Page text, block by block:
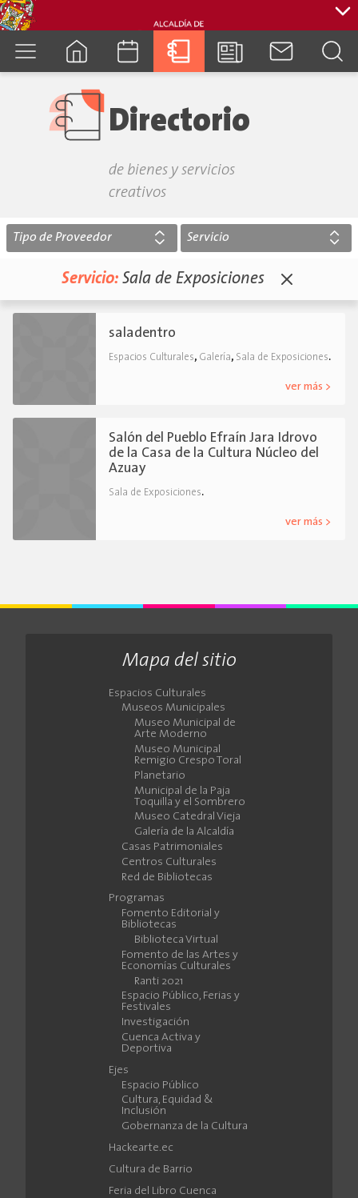
Directorio
de bienes y servicios
creativos
Servicio: Sala de Exposiciones
saladentro
Espacios Culturales, Galería, Sala de Exposiciones.
ver más >
Salón del Pueblo Efraín Jara Idrovo
de la Casa de la Cultura Núcleo del
Azuay
Sala de Exposiciones.
ver más >
Tipo de Proveedor Servicio
Mapa del sitio
Espacios Culturales
Museos Municipales
Museo Municipal de
Arte Moderno
Museo Municipal
Remigio Crespo Toral
Planetario
Municipal de la Paja
Toquilla y el Sombrero
Museo Catedral Vieja
Galería de la Alcaldía
Casas Patrimoniales
Centros Culturales
Red de Bibliotecas
Programas
Fomento Editorial y
Bibliotecas
Biblioteca Virtual
Fomento de las Artes y
Economías Culturales
Ranti 2021
Espacio Público, Ferias y
Festivales
Investigación
Cuenca Activa y
Deportiva
Ejes
Espacio Público
Cultura, Equidad &
Inclusión
Gobernanza de la Cultura
Hackearte.ec
Cultura de Barrio
Feria del Libro Cuenca